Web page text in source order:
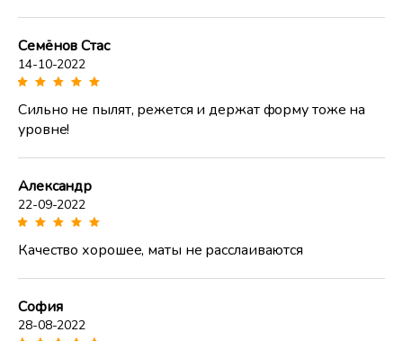
Семёнов Стас
14-10-2022
Сильно не пылят, режется и держат форму тоже на
уровне!
Александр
22-09-2022
Качество хорошее, маты не расслаиваются
София
28-08-2022